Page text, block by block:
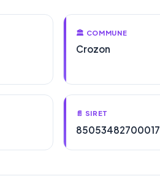
🏛️ COMMUNE
Crozon
📄 SIRET
85053482700017